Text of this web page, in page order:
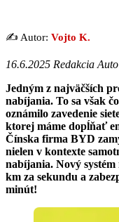
✍️ Autor: Vojto K.
16.6.2025 Redakcia
Jedným z najväčších
nabíjania. To sa však
oznámilo zavedenie
ktorej máme dopĺňať
Čínska firma BYD
nielen v kontexte
nabíjania. Nový
km za sekundu a
minút!